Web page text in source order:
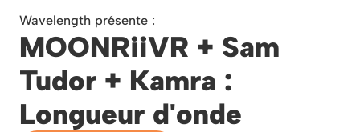
Wavelength présente :
MOONRiiVR + Sam
Tudor + Kamra :
Longueur d'onde